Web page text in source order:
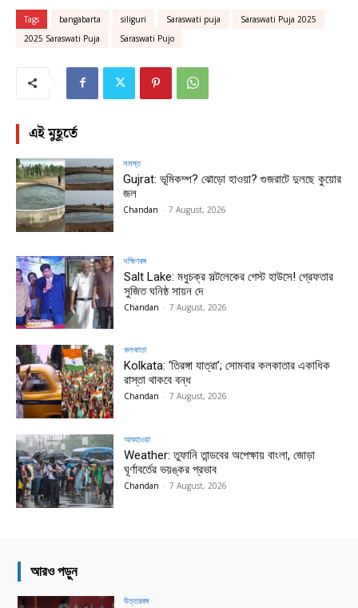
Tags bangabarta siliguri Saraswati puja
Saraswati Puja 2025
2025 Saraswati Puja
Saraswati Pujo
এই মুহূর্তে
সমস্ত
Gujrat: ভূমিকম্প? ঝোড়ো হাওয়া? গুজরাটে দুলছে কুয়োর
জল
Chandan - 7 August, 2026
দক্ষিণবঙ্গ
Salt Lake: মধুচক্র সল্টলেকের গেস্ট হাউসে! গ্রেফতার
সুজিত ঘনিষ্ঠ সায়ন দে
Chandan - 7 August, 2026
কলকাতা
Kolkata: ‘তিরঙ্গা যাত্রা’; সোমবার কলকাতার একাধিক
রাস্তা থাকবে বন্ধ
Chandan - 7 August, 2026
আবহাওয়া
Weather: তুফানি তান্ডবের অপেক্ষায় বাংলা, জোড়া
ঘূর্ণাবর্তের ভয়ঙ্কর প্রভাব
Chandan - 7 August, 2026
আরও পড়ুন
উত্তরবঙ্গ